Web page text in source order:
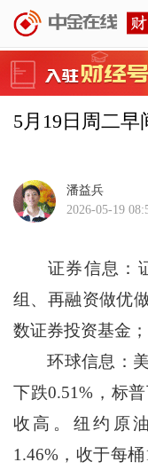
5月19日周二早
潘益兵
2026-05-19
证券信息：证
组、再融资做优
数证券投资基金
环球信息：美
下跌0.51%，标
收高。纽约原
1.46%，收于每